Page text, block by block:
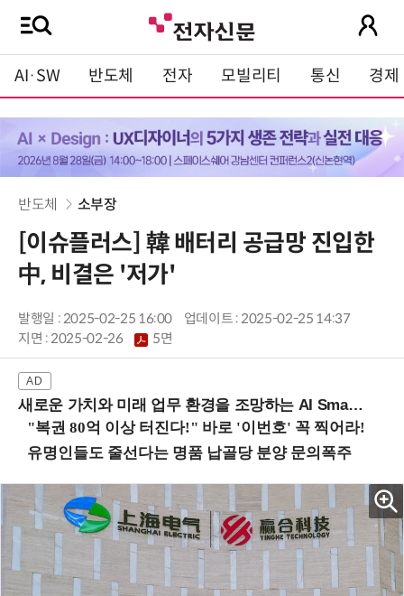
AI·SW 반도체 전자 모빌리티 통신 경제
반도체 소부장
[이슈플러스] 韓 배터리 공급망 진입한
中, 비결은 '저가'
발행일 : 2025-02-25 16:00
업데이트 : 2025-02-25 14:37
지면 :2025-02-26 5면
새로운 가치와 미래 업무 환경을 조망하는 AI Smart Work Summit 2026 (9/11 코엑스)